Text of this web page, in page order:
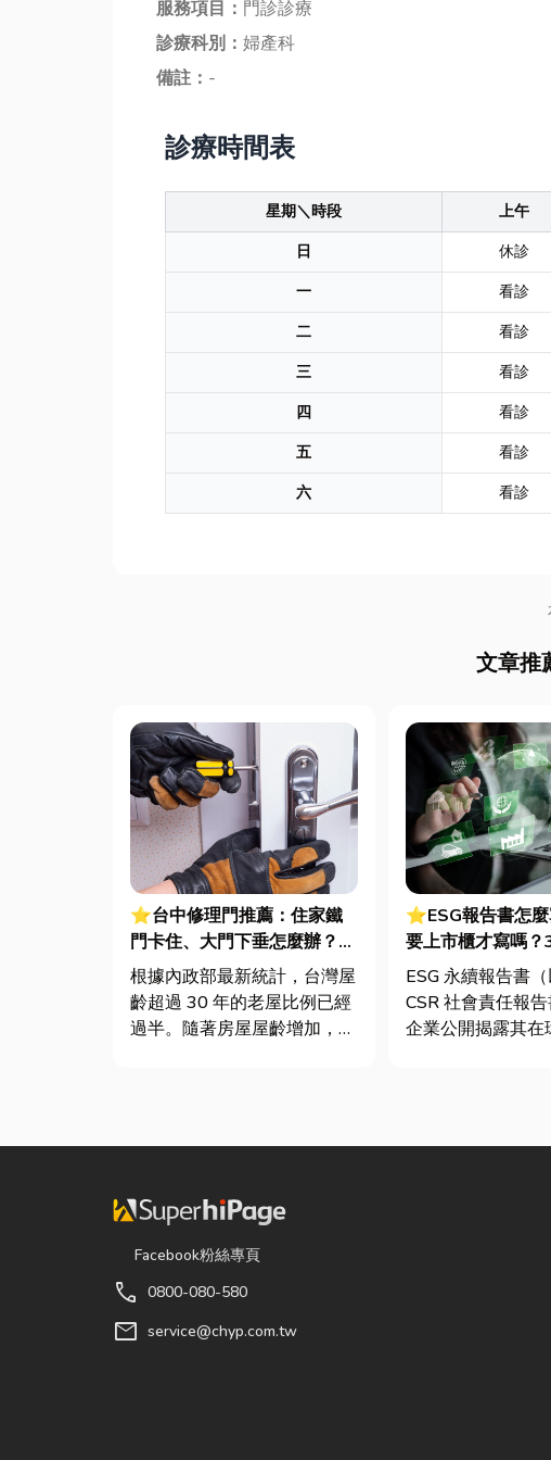
服務項目： 門診診療
診療科別： 婦產科
備註： -
診療時間表
星期＼時段 上午
日
休診
一
看診
二
看診
三
看診
四
看診
五
看診
六
看診
文章推
⭐台中修理門推薦：住家鐵
門卡住、大門下垂怎麼辦？維
修費用與不銹鋼工程一次看
根據內政部最新統計，台灣屋
齡超過 30 年的老屋比例已經
過半。隨著房屋屋齡增加，金
⭐ESG報告書怎
要上市櫃才寫嗎？
綠色轉型焦慮
ESG 永續報告書
CSR 社會責任報
企業公開揭露其在
Facebook粉絲專頁
call 0800-080-580
mail service@chyp.com.tw